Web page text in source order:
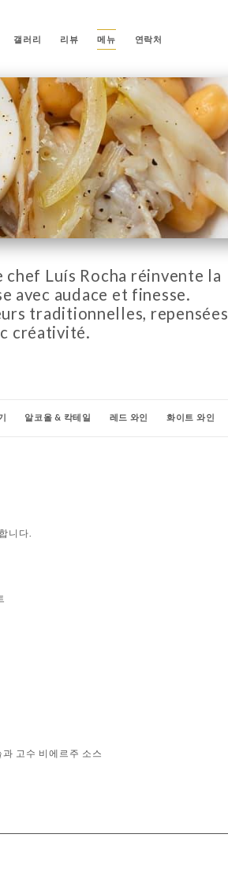
갤러리 리뷰 메뉴 연락처
chef Luís Rocha réinvente la
avec audace et finesse.
traditionnelles, repensées
créativité.
알코올 & 칵테일 레드 와인 화이트 와인
니다.
고수 비에르주 소스